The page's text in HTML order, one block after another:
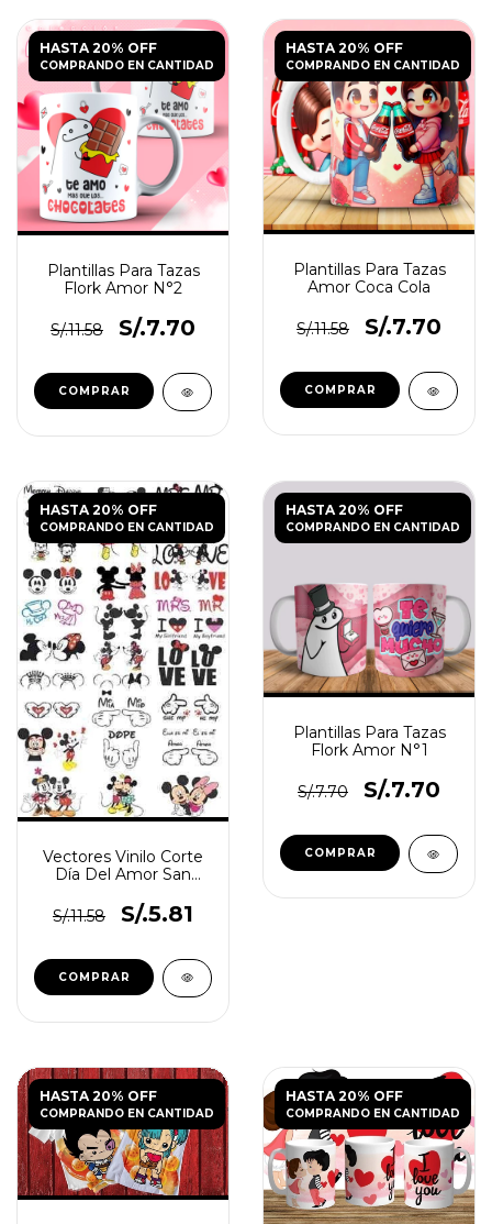
HASTA 20% OFF
COMPRANDO EN CANTIDAD
Plantillas Para Tazas
Flork Amor N°2
S/.11.58 S/.7.70
HASTA 20% OFF
COMPRANDO EN CANTIDAD
Plantillas Para Tazas
Amor Coca Cola
S/.11.58 S/.7.70
HASTA 20% OFF
COMPRANDO EN CANTIDAD
Vectores Vinilo Corte
Día Del Amor San
S/.11.58
S/.5.81
HASTA 20% OFF
COMPRANDO EN CANTIDAD
Plantillas Para Tazas
Flork Amor N°1
S/.7.70 S/.7.70
HASTA 20% OFF
COMPRANDO EN CANTIDAD
HASTA 20% OFF
COMPRANDO EN CANTIDAD